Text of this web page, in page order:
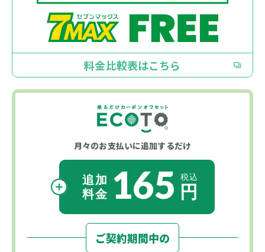
料金比較表はこちら
月々のお支払いに追加するだけ
165
ご契約期間中の